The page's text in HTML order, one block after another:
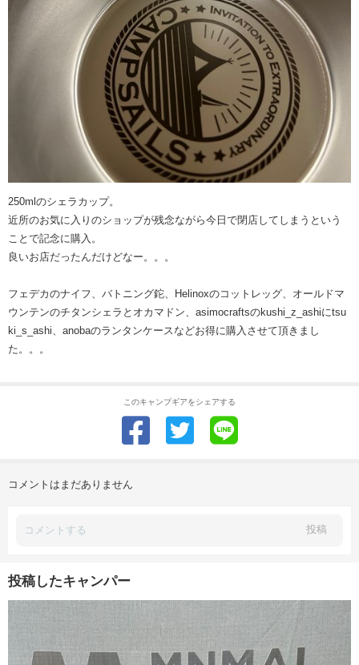
250mlのシェラカップ。
近所のお気に入りのショップが残念ながら今日で閉店してしまうという
ことで記念に購入。
良いお店だったんだけどなー。。。
フェデカのナイフ、バトニング鉈、Helinoxのコットレッグ、オールドマ
ウンテンのチタンシェラとオカマドン、asimocraftsのkushi_z_ashiにtsu
ki_s_ashi、anobaのランタンケースなどお得に購入させて頂きまし
た。。。
このキャンプギアをシェアする
コメントはまだありません
投稿
投稿したキャンパー